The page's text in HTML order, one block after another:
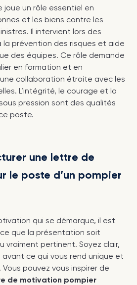
joue un rôle essentiel en
et les biens contre les
Il intervient lors des
prévention des risques et aide
des équipes. Ce rôle demande
en formation et en
collaboration étroite avec les
L’intégrité, le courage et la
pression sont des qualités
poste.
une lettre de
le poste d’un pompier
qui se démarque, il est
que la présentation soit
vraiment pertinent. Soyez clair,
ce qui vous rend unique et
pouvez vous inspirer de
de motivation pompier